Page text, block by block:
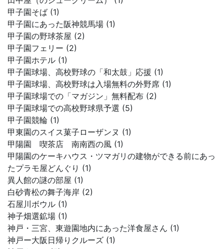
甲子園そば (1)
甲子園にあった阪神競馬場 (1)
甲子園の野球茶屋 (2)
甲子園フェリー (2)
甲子園ホテル (1)
甲子園球場、高校野球の「和太鼓」応援 (1)
甲子園球場、高校野球は入場無料の外野席 (1)
甲子園球場での「マガジン」無料配布 (2)
甲子園球場での高校野球県予選 (5)
甲子園競輪 (1)
甲東園のスイス菓子ローザンヌ (1)
甲陽園 喫茶店 南南西の風 (1)
甲陽園のケーキハウス・ツマガリの建物ができる前にあっ
たプラモ屋どんぐり (1)
異人館の謎の部屋 (1)
白砂青松の舞子海岸 (2)
石屋川ボウル (1)
神子畑選鉱場 (1)
神戸・三宮、東遊園地内にあった洋食屋さん (1)
神戸ー大阪日帰りクルーズ (1)